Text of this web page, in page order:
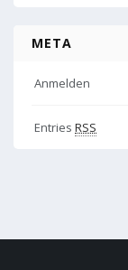
META
Anmelden
Entries RSS